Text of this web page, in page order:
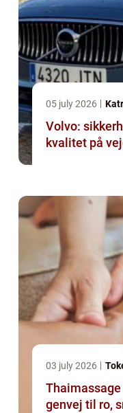
05 july 2026
Volvo:
kvalitet på
03 july 2026
Thaimassage
genvej til ro,